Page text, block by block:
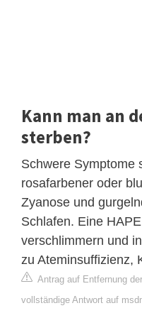
Kann man an
sterben?
Schwere Symptome
rosafarbener oder
Zyanose und
Schlafen. Eine
verschlimmern und
zu Ateminsuffizienz,
Antrag auf Entfernung
vollständige Antwort auf